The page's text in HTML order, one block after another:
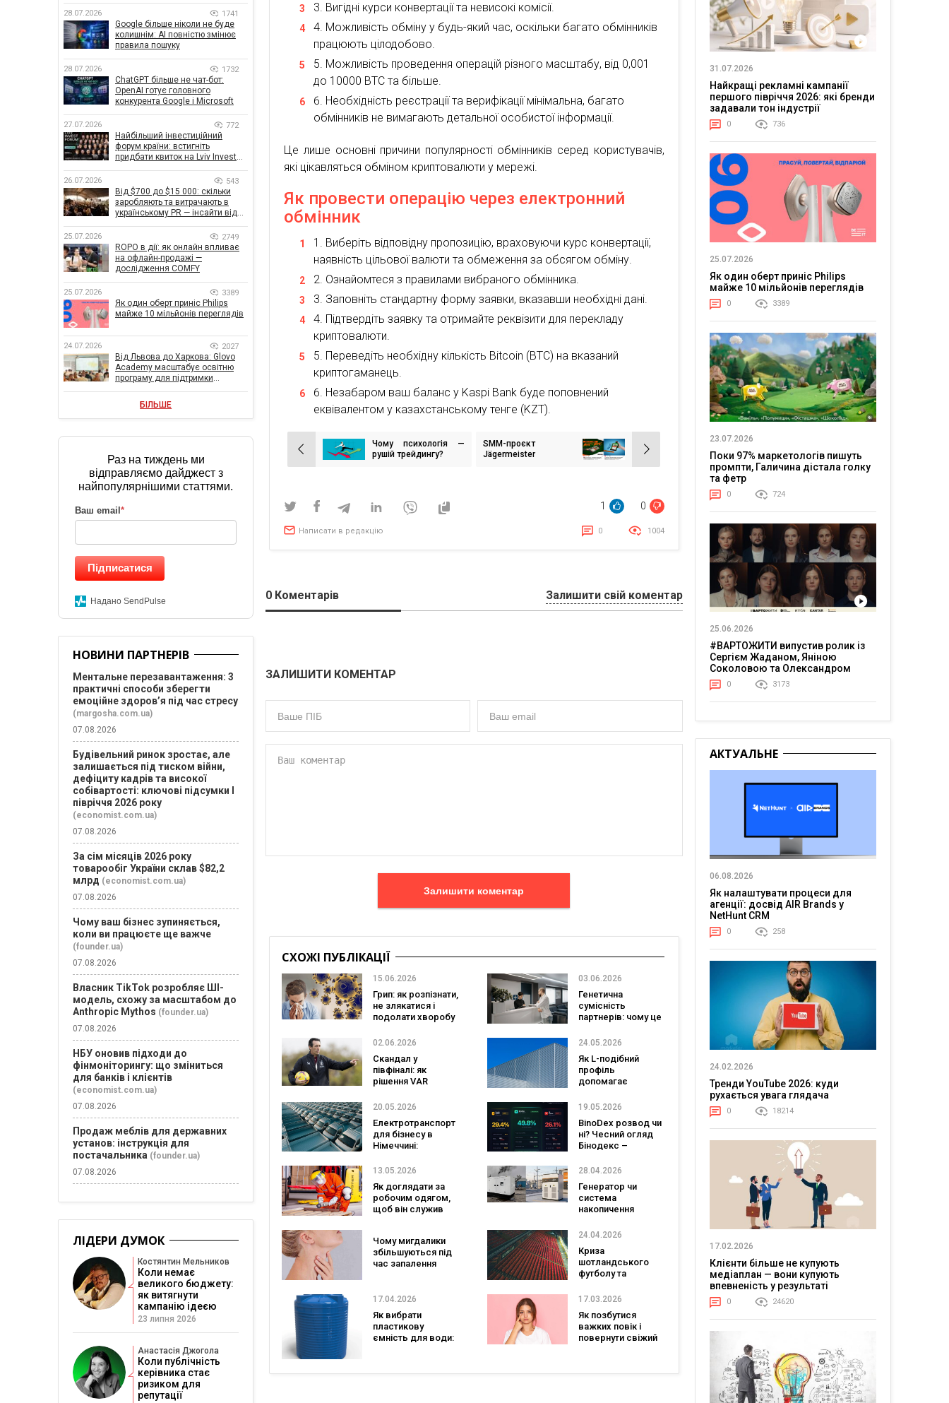
Вигідні курси конвертації та невисокі комісії.
Можливість обміну у будь-який час, оскільки багато обмінників
працюють цілодобово.
Можливість проведення операцій різного масштабу, від 0,001
до 10000 BTC та більше.
Необхідність реєстрації та верифікації мінімальна, багато
обмінників не вимагають детальної особистої інформації.
Це лише основні причини популярності обмінників серед користувачів,
які цікавляться обміном криптовалюти у мережі.
Як провести операцію через електронний
обмінник
Виберіть відповідну пропозицію, враховуючи курс конвертації,
наявність цільової валюти та обмеження за обсягом обміну.
Ознайомтеся з правилами вибраного обмінника.
Заповніть стандартну форму заявки, вказавши необхідні дані.
Підтвердіть заявку та отримайте реквізити для перекладу
криптовалюти.
Переведіть необхідну кількість Bitcoin (BTC) на вказаний
криптогаманець.
Незабаром ваш баланс у Kaspi Bank буде поповнений
еквівалентом у казахстанському тенге (KZT).
Навігація
записів
Чому психологія —
рушій трейдингу?
SMM-проєкт
Jägermeister
1 0
Написати в редакцію 0 1004
0 Коментарів Залишити свій коментар
ЗАЛИШИТИ КОМЕНТАР
Залишити коментар
СХОЖІ ПУБЛІКАЦІЇ
15.06.2026
Грип: як розпізнати,
не злякатися і
подолати хворобу
03.06.2026
Генетична
сумісність
партнерів: чому це
перевірити
02.06.2026
Скандал у
півфіналі: як
рішення VAR
долю Ліги Європи
24.05.2026
Як L-подібний
профіль
допомагає
довговічні
20.05.2026
Електротранспорт
для бізнесу в
Німеччині:
зарядна
чи вигідний
перехід у 2026 році
19.05.2026
BinoDex розвод чи
ні? Чесний огляд
Бінодекс –
платформи та
13.05.2026
Як доглядати за
робочим одягом,
щоб він служив
28.04.2026
Генератор чи
система
накопичення
вигідніше для
році?
Чому мигдалики
збільшуються під
час запалення
24.04.2026
Криза
шотландського
футболу та
новий ландшафт
17.04.2026
Як вибрати
пластикову
ємність для води:
17.03.2026
Як позбутися
важких повік і
повернути свіжий
впливає на ефективність
кампаній
28.07.2026 1741
Google більше ніколи не буде
колишнім: AI повністю змінює
правила пошуку
28.07.2026 1732
ChatGPT більше не чат-бот:
OpenAI готує головного
конкурента Google і Microsoft
27.07.2026 772
Найбільший інвестиційний
форум країни: встигніть
придбати квиток на Lviv Invest
26.07.2026 543
Від $700 до $15 000: скільки
заробляють та витрачають в
українському PR — інсайти від
25.07.2026 2749
ROPO в дії: як онлайн впливає
на офлайн-продажі —
дослідження COMFY
25.07.2026 3389
Як один оберт приніс Philips
майже 10 мільйонів переглядів
24.07.2026 2027
Від Львова до Харкова: Glovo
Academy масштабує освітню
програму для підтримки
БІЛЬШЕ
Раз на тиждень ми
відправляємо дайджест з
найпопулярнішими статтями.
Ваш email *
Підписатися
Надано SendPulse
НОВИНИ ПАРТНЕРІВ
Ментальне перезавантаження: 3
практичні способи зберегти
емоційне здоров’я під час стресу
(margosha.com.ua)
07.08.2026
Будівельний ринок зростає, але
залишається під тиском війни,
дефіциту кадрів та високої
собівартості: ключові підсумки І
півріччя 2026 року
(economist.com.ua)
07.08.2026
За сім місяців 2026 року
товарообіг України склав $82,2
млрд (economist.com.ua)
07.08.2026
Чому ваш бізнес зупиняється,
коли ви працюєте ще важче
(founder.ua)
07.08.2026
Власник TikTok розробляє ШІ-
модель, схожу за масштабом до
Anthropic Mythos (founder.ua)
07.08.2026
НБУ оновив підходи до
фінмоніторингу: що зміниться
для банків і клієнтів
(economist.com.ua)
07.08.2026
Продаж меблів для державних
установ: інструкція для
постачальника (founder.ua)
07.08.2026
ЛІДЕРИ ДУМОК
Костянтин Мельников
Коли немає
великого бюджету:
як витягнути
кампанію ідеєю
23 липня 2026
Анастасія Джогола
Коли публічність
керівника стає
ризиком для
репутації
31.07.2026
Найкращі рекламні кампанії
першого півріччя 2026: які бренди
задавали тон індустрії
0 736
25.07.2026
Як один оберт приніс Philips
майже 10 мільйонів переглядів
0 3389
23.07.2026
Поки 97% маркетологів пишуть
промпти, Галичина дістала голку
та фетр
0 724
25.06.2026
#ВАРТОЖИТИ випустив ролик із
Сергієм Жаданом, Яніною
Соколовою та Олександром
Тереном про життя в постійній
напрузі
0 3173
АКТУАЛЬНЕ
06.08.2026
Як налаштувати процеси для
агенції: досвід AIR Brands у
NetHunt CRM
0 258
24.02.2026
Тренди YouTube 2026: куди
рухається увага глядача
0 18214
17.02.2026
Клієнти більше не купують
медіаплан — вони купують
впевненість у результаті
0 24620